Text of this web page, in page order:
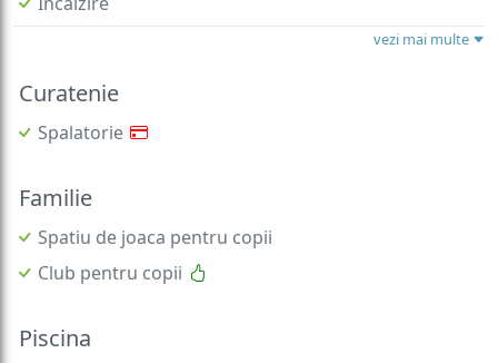
vezi mai multe
Curatenie
Spalatorie
Familie
Spatiu de joaca pentru copii
Club pentru copii
Piscina